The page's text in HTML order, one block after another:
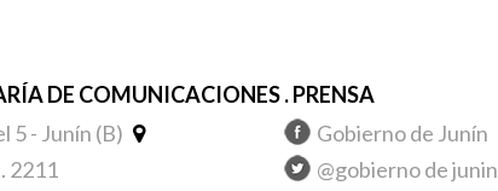
DE COMUNICACIONES . PRENSA
5 - Junín (B)
2211
Gobierno de Junín
@gobierno de junin